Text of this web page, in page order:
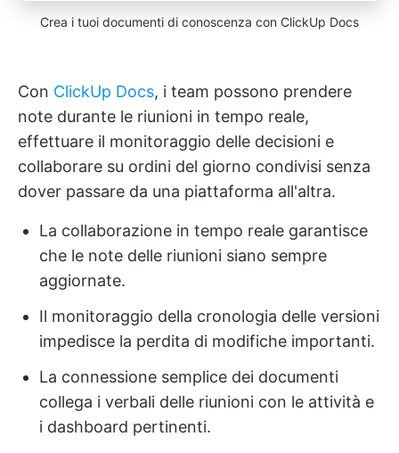
Crea i tuoi documenti di conoscenza con ClickUp Docs
Con ClickUp Docs, i team possono prendere
note durante le riunioni in tempo reale,
effettuare il monitoraggio delle decisioni e
collaborare su ordini del giorno condivisi senza
dover passare da una piattaforma all'altra.
La collaborazione in tempo reale garantisce
che le note delle riunioni siano sempre
aggiornate.
Il monitoraggio della cronologia delle versioni
impedisce la perdita di modifiche importanti.
La connessione semplice dei documenti
collega i verbali delle riunioni con le attività e
i dashboard pertinenti.